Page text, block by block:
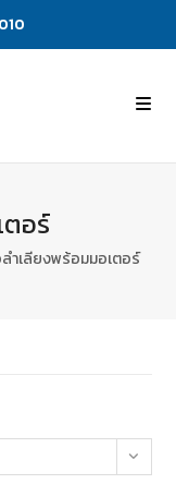
อร์
ำเลียงพร้อมมอเตอร์